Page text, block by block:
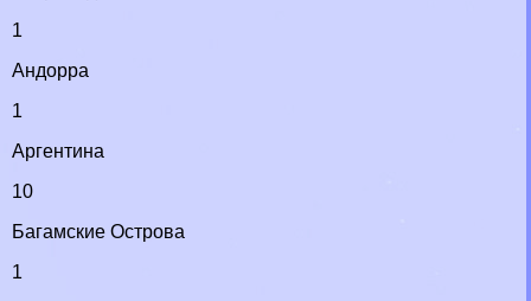
1
Андорра
1
Аргентина
10
Багамские Острова
1